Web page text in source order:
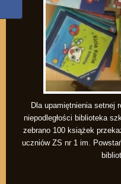
Dla upamiętnienia setnej
niepodległości biblioteka
zebrano 100 książek
uczniów ZS nr 1 im.